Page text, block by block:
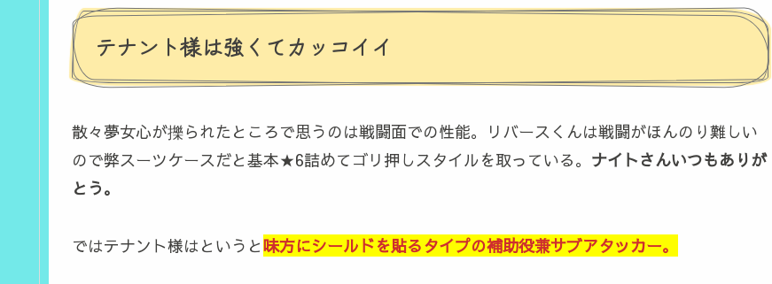
テナント様は強くてカッコイイ
散々夢女心が擽られたところで思うのは戦闘面での性能。リバースくんは戦闘がほんのり難しい
ので弊スーツケースだと基本★6詰めてゴリ押しスタイルを取っている。 ナイトさんいつもありが
とう。
ではテナント様はというと味方にシールドを貼るタイプの補助役兼サブアタッカー。